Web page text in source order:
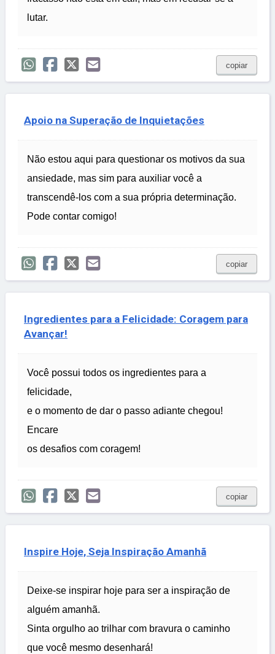
lutar.
copiar
Apoio na Superação de Inquietações
Não estou aqui para questionar os motivos da sua
ansiedade, mas sim para auxiliar você a
transcendê-los com a sua própria determinação.
Pode contar comigo!
copiar
Ingredientes para a Felicidade: Coragem para
Avançar!
Você possui todos os ingredientes para a
felicidade,
e o momento de dar o passo adiante chegou!
Encare
os desafios com coragem!
copiar
Inspire Hoje, Seja Inspiração Amanhã
Deixe-se inspirar hoje para ser a inspiração de
alguém amanhã.
Sinta orgulho ao trilhar com bravura o caminho
que você mesmo desenhará!